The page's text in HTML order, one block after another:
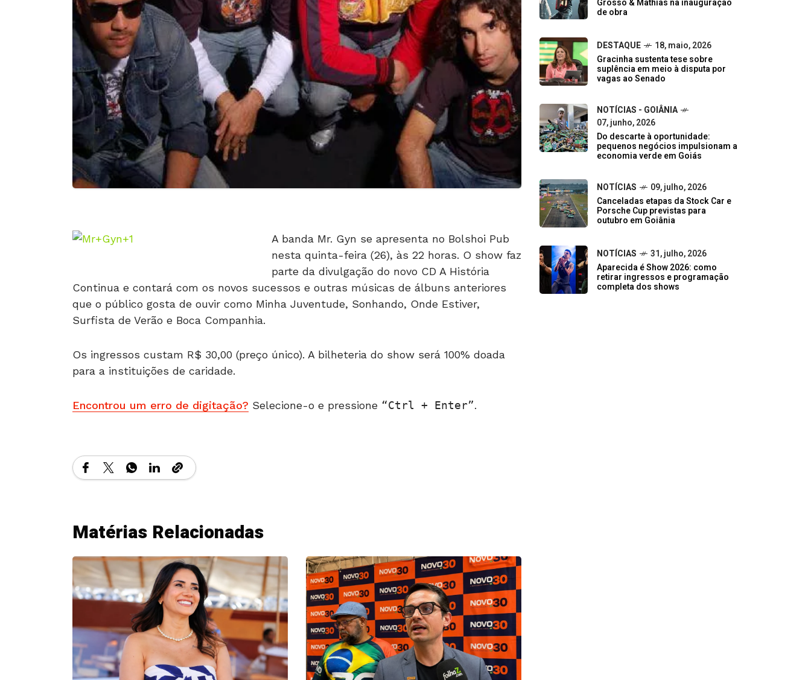
A banda Mr. Gyn se apresenta no Bolshoi Pub
nesta quinta-feira (26), às 22 horas. O show faz
parte da divulgação do novo CD A História
Continua e contará com os novos sucessos e outras músicas de álbuns anteriores
que o público gosta de ouvir como Minha Juventude, Sonhando, Onde Estiver,
Surfista de Verão e Boca Companhia.
Os ingressos custam R$ 30,00 (preço único). A bilheteria do show será 100% doada
para a instituições de caridade.
Encontrou um erro de digitação? Selecione-o e pressione Ctrl + Enter .
Matérias Relacionadas
Grosso & Mathias na inauguração
de obra
DESTAQUE
18, maio, 2026
Gracinha sustenta tese sobre
suplência em meio à disputa por
vagas ao Senado
NOTÍCIAS - GOIÂNIA
07, junho, 2026
Do descarte à oportunidade:
pequenos negócios impulsionam a
economia verde em Goiás
NOTÍCIAS
09, julho, 2026
Canceladas etapas da Stock Car e
Porsche Cup previstas para
outubro em Goiânia
NOTÍCIAS
31, julho, 2026
Aparecida é Show 2026: como
retirar ingressos e programação
completa dos shows